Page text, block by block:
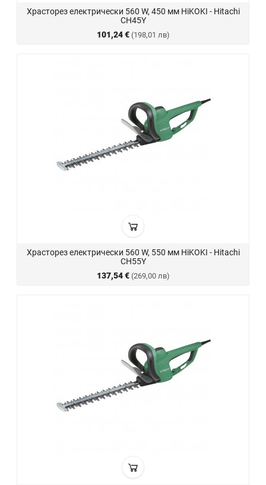
Храсторез електрически 560 W, 450 мм HiKOKI - Hitachi
CH45Y
101,24 € (198,01 лв)
Храсторез електрически 560 W, 550 мм HiKOKI - Hitachi
CH55Y
137,54 € (269,00 лв)